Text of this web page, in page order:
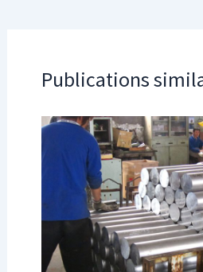
Publications